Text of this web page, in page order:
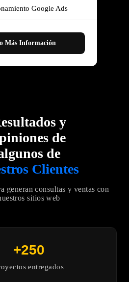
Google Ads
Más Información
y
de
de
Clientes
generan consultas y ventas con
sitios web
+250
entregados